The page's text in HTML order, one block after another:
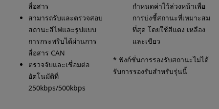
สื่อสาร
สามารถรับและตรวจสอบ
สถานะสีไฟและรูปแบบ
การกระพริบได้ผ่านการ
สื่อสาร CAN
ตรวจจับและเชื่อมต่อ
อัตโนมัติที่
250kbps/500kbps
กำหนดค่าไว้ล่วงหน้าเพื่อ
การบ่งชี้สถานะที่เหมาะสม
ที่สุด โดยใช้สีแดง เหลือง
และเขียว
* ฟังก์ชั่นการรองรับสถานะไม่ได้
รับการรองรับสำหรับรุ่นนี้